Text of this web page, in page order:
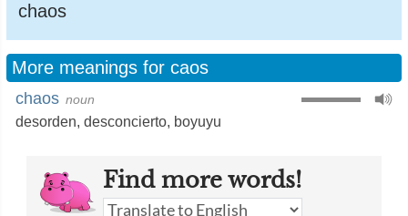
chaos
More meanings for caos
chaos noun
desorden, desconcierto, boyuyu
Find more words!